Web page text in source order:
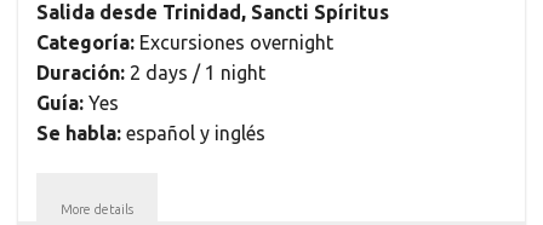
Salida desde Trinidad, Sancti Spíritus
Categoría: Excursiones overnight
Duración: 2 days / 1 night
Guía: Yes
Se habla: español y inglés
More details